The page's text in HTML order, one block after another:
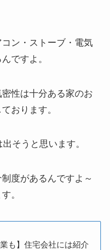
ン・ストーブ・電気
ですよ。
性は十分ある家のお
おります。
そうと思います。
度があるんですよ～
。
業も】住宅会社には紹介